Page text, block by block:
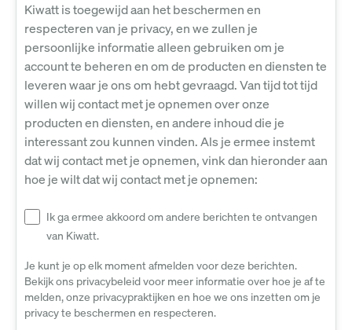
Kiwatt is toegewijd aan het beschermen en
respecteren van je privacy, en we zullen je
persoonlijke informatie alleen gebruiken om je
account te beheren en om de producten en diensten te
leveren waar je ons om hebt gevraagd. Van tijd tot tijd
willen wij contact met je opnemen over onze
producten en diensten, en andere inhoud die je
interessant zou kunnen vinden. Als je ermee instemt
dat wij contact met je opnemen, vink dan hieronder aan
hoe je wilt dat wij contact met je opnemen:
Ik ga ermee akkoord om andere berichten te ontvangen
van Kiwatt.
Je kunt je op elk moment afmelden voor deze berichten.
Bekijk ons privacybeleid voor meer informatie over hoe je af te
melden, onze privacypraktijken en hoe we ons inzetten om je
privacy te beschermen en respecteren.